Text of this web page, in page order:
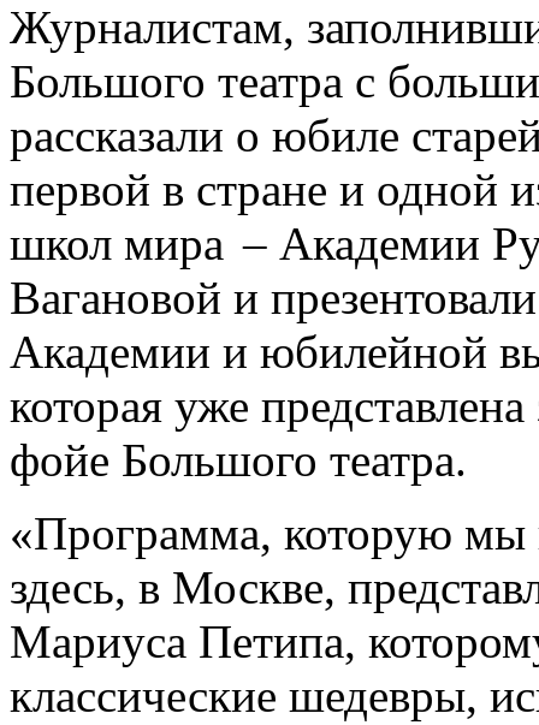
Журналистам,
Большого театра с
рассказали о юбиле
первой в стране и одной
школ мира – Академии
Вагановой и
Академии и юбилейной
которая уже
фойе Большого театра.
«Программа, которую мы
здесь, в Москве,
Мариуса Петипа,
классические шедевры,